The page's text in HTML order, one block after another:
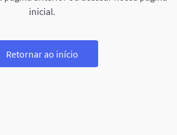
inicial.
Retornar ao início